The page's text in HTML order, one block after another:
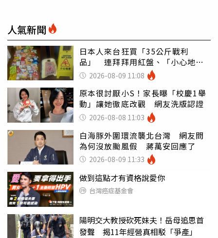
人氣新聞
日本人來台狂買「35公斤戰利
品」 連拜拜用紅盤、「小心地
滑」告示牌也帶回家
2026-08-09 11:08
原本很討厭小S！家長曝「校慶1舉
動」讓她徹底改觀 網友洗版認證
2026-08-08 11:03
白海豚外圍環流襲北台灣 網友問
為何沒放颱風假 蔣萬安回應了
2026-08-09 11:33
做到這點才有資格說愛你
台灣癌症基金會
陽明交大教授砍死妹夫！岳母追思首
發聲 揭11年經營真相駁「爭產」